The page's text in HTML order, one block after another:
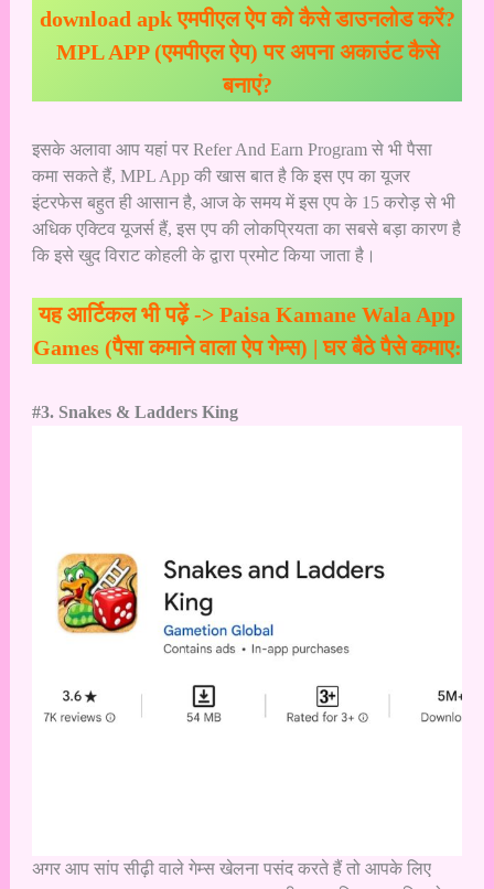
download apk एमपीएल ऐप को कैसे डाउनलोड करें?
MPL APP (एमपीएल ऐप) पर अपना अकाउंट कैसे
बनाएं?
इसके अलावा आप यहां पर Refer And Earn Program से भी पैसा
कमा सकते हैं, MPL App की खास बात है कि इस एप का यूजर
इंटरफेस बहुत ही आसान है, आज के समय में इस एप के 15 करोड़ से भी
अधिक एक्टिव यूजर्स हैं, इस एप की लोकप्रियता का सबसे बड़ा कारण है
कि इसे खुद विराट कोहली के द्वारा प्रमोट किया जाता है।
यह आर्टिकल भी पढ़ें -> Paisa Kamane Wala App
Games (पैसा कमाने वाला ऐप गेम्स) | घर बैठे पैसे कमाए:
#3. Snakes & Ladders King
अगर आप सांप सीढ़ी वाले गेम्स खेलना पसंद करते हैं तो आपके लिए